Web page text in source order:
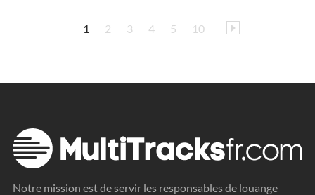
1 2 3 4 5 10
Notre mission est de servir les responsables de louange